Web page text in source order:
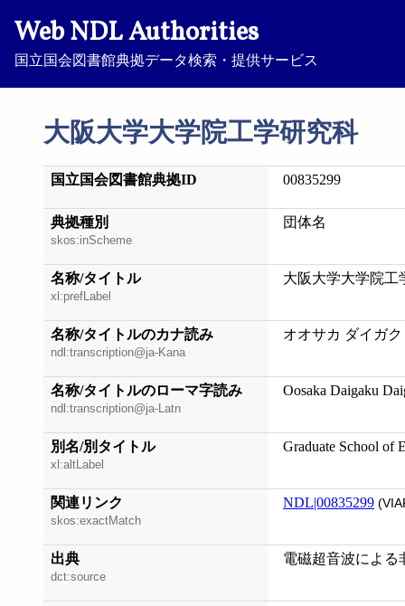
Web NDL Authorities
国立国会図書館典拠データ検索・提供サービス
大阪大学大学院工学研究科
国立国会図書館典拠ID 00835299
典拠種別
skos:inScheme
団体名
名称/タイトル
xl:prefLabel
大阪大学大学院工
名称/タイトルのカナ読み
ndl:transcription@ja-Kana
オオサカ ダイガ
名称/タイトルのローマ字読み
ndl:transcription@ja-Latn
Oosaka Daigaku
別名/別タイトル
xl:altLabel
Graduate School of
関連リンク
skos:exactMatch
NDL|00835299
出典
dct:source
電磁超音波による